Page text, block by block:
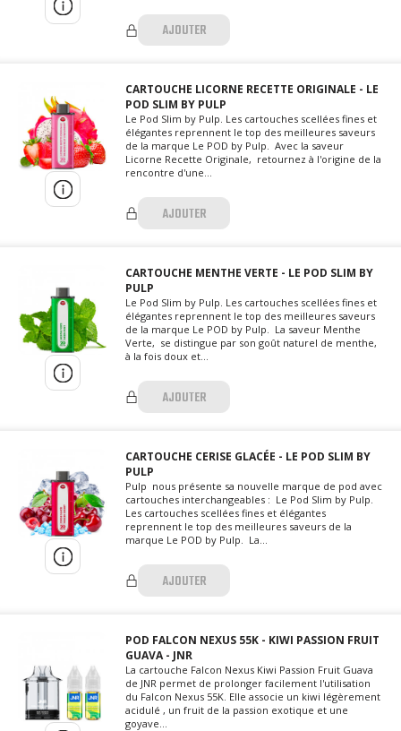
AJOUTER
CARTOUCHE LICORNE RECETTE ORIGINALE - LE
POD SLIM BY PULP
Le Pod Slim by Pulp. Les cartouches scellées fines et
élégantes reprennent le top des meilleures saveurs
de la marque Le POD by Pulp. Avec la saveur
Licorne Recette Originale, retournez à l'origine de la
rencontre d'une...
AJOUTER
CARTOUCHE MENTHE VERTE - LE POD SLIM BY
PULP
Le Pod Slim by Pulp. Les cartouches scellées fines et
élégantes reprennent le top des meilleures saveurs
de la marque Le POD by Pulp. La saveur Menthe
Verte, se distingue par son goût naturel de menthe,
à la fois doux et...
AJOUTER
CARTOUCHE CERISE GLACÉE - LE POD SLIM BY
PULP
Pulp nous présente sa nouvelle marque de pod avec
cartouches interchangeables : Le Pod Slim by Pulp.
Les cartouches scellées fines et élégantes
reprennent le top des meilleures saveurs de la
marque Le POD by Pulp. La...
AJOUTER
POD FALCON NEXUS 55K - KIWI PASSION FRUIT
GUAVA - JNR
La cartouche Falcon Nexus Kiwi Passion Fruit Guava
de JNR permet de prolonger facilement l'utilisation
du Falcon Nexus 55K. Elle associe un kiwi légèrement
acidulé , un fruit de la passion exotique et une
goyave...